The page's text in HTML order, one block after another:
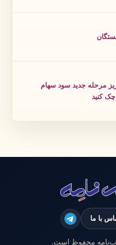
مرحله جدید سود سهام
کنید
با ما
محفوظ است.